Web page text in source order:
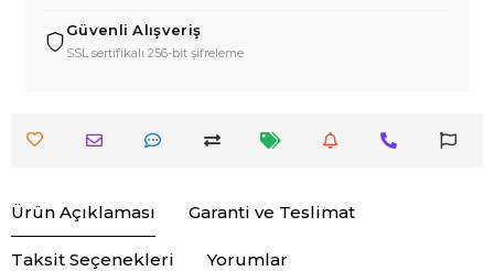
Güvenli Alışveriş
SSL sertifikalı 256-bit şifreleme
Ürün Açıklaması Garanti ve Teslimat
Taksit Seçenekleri Yorumlar